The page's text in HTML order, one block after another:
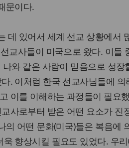
문이다.
데 있어서 세계 선교 상황에서
교사들이 미국으로 왔다. 이들
와 같은 사람이 믿음으로 성장
. 이처럼 한국 선교사님들에 의
이를 이해하는 과정들이 필요
사로부터 받은 어떤 요소가 진
어떤 문화(미국)들은 복음에
향상시킬 필요도 있었다. 우